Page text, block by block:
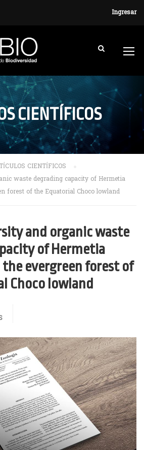
Ingresar
CIENTÍFICOS
CIENTÍFICOS
waste degrading capacity of Hermetia
forest of the Equatorial Choco lowland
and organic waste
of Hermetia
evergreen forest of
Choco lowland